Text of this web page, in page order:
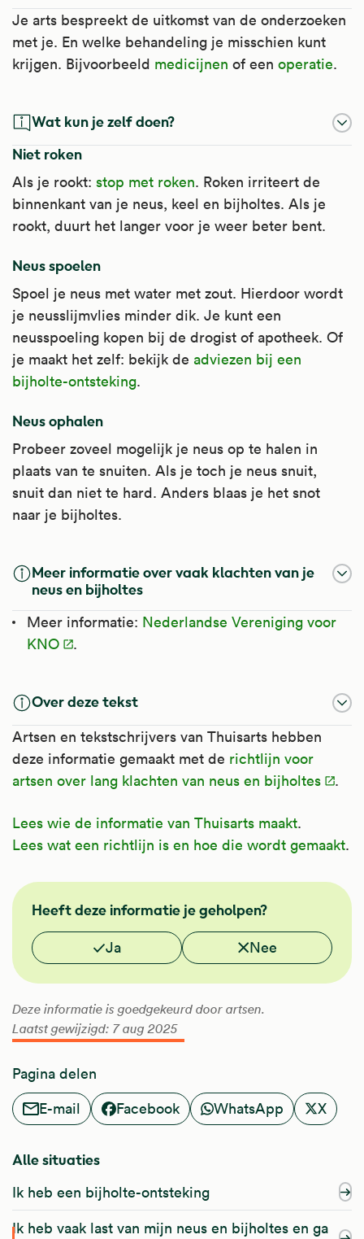
Je arts bespreekt de uitkomst van de onderzoeken
met je. En welke behandeling je misschien kunt
krijgen. Bijvoorbeeld medicijnen of een operatie.
Wat kun je zelf doen?
Niet roken
Als je rookt: stop met roken. Roken irriteert de
binnenkant van je neus, keel en bijholtes. Als je
rookt, duurt het langer voor je weer beter bent.
Neus spoelen
Spoel je neus met water met zout. Hierdoor wordt
je neusslijmvlies minder dik. Je kunt een
neusspoeling kopen bij de drogist of apotheek. Of
je maakt het zelf: bekijk de adviezen bij een
bijholte-ontsteking.
Neus ophalen
Probeer zoveel mogelijk je neus op te halen in
plaats van te snuiten. Als je toch je neus snuit,
snuit dan niet te hard. Anders blaas je het snot
naar je bijholtes.
Meer informatie over vaak klachten van je
neus en bijholtes
Meer informatie: Nederlandse Vereniging voor
KNO
.
Over deze tekst
Artsen en tekstschrijvers van Thuisarts hebben
deze informatie gemaakt met de richtlijn voor
artsen over lang klachten van neus en bijholtes
.
Lees wie de informatie van Thuisarts maakt.
Lees wat een richtlijn is en hoe die wordt gemaakt.
FMS
Heeft deze informatie je geholpen?
Vond je deze informatie nuttig?
Ja Nee
Deze informatie is goedgekeurd door artsen.
Laatst gewijzigd: 7 aug 2025
Pagina delen
E-mail
Facebook WhatsApp X
Alle situaties
Ik heb een bijholte-ontsteking
Ik heb vaak last van mijn neus en bijholtes en ga